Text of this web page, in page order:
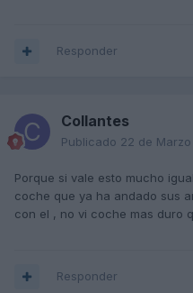
Responder
Collantes
Publicado 22 de
Porque si vale esto mucho
coche que ya ha andado sus
con el , no vi coche mas duro
Responder